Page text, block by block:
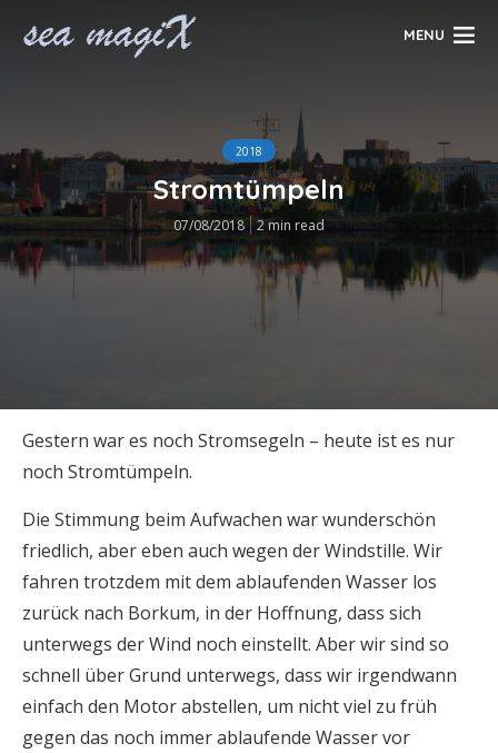
MENU
2018
Stromtümpeln
07/08/2018 2 min read
Gestern war es noch Stromsegeln – heute ist es nur
noch Stromtümpeln.
Die Stimmung beim Aufwachen war wunderschön
friedlich, aber eben auch wegen der Windstille. Wir
fahren trotzdem mit dem ablaufenden Wasser los
zurück nach Borkum, in der Hoffnung, dass sich
unterwegs der Wind noch einstellt. Aber wir sind so
schnell über Grund unterwegs, dass wir irgendwann
einfach den Motor abstellen, um nicht viel zu früh
gegen das noch immer ablaufende Wasser vor